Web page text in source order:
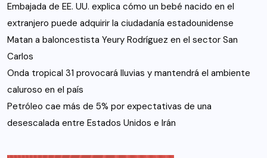
Embajada de EE. UU. explica cómo un bebé nacido en el
extranjero puede adquirir la ciudadanía estadounidense
Matan a baloncestista Yeury Rodríguez en el sector San
Carlos
Onda tropical 31 provocará lluvias y mantendrá el ambiente
caluroso en el país
Petróleo cae más de 5% por expectativas de una
desescalada entre Estados Unidos e Irán